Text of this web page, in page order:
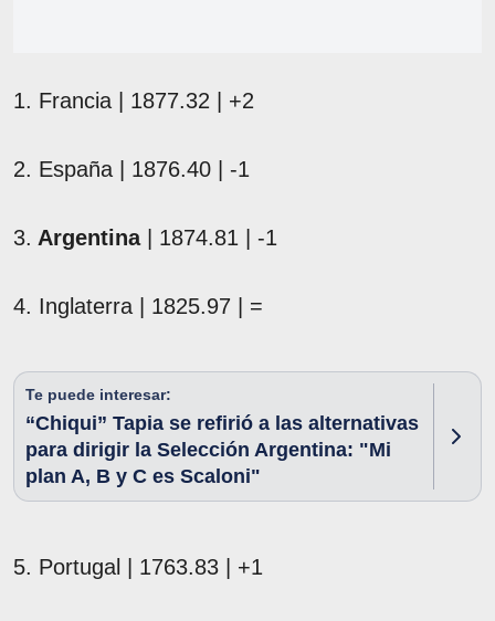
1. Francia | 1877.32 | +2
2. España | 1876.40 | -1
3. Argentina| 1874.81 | -1
4. Inglaterra | 1825.97 | =
Te puede interesar:
“Chiqui” Tapia se refirió a las alternativas
para dirigir la Selección Argentina: "Mi
plan A, B y C es Scaloni"
5. Portugal | 1763.83 | +1